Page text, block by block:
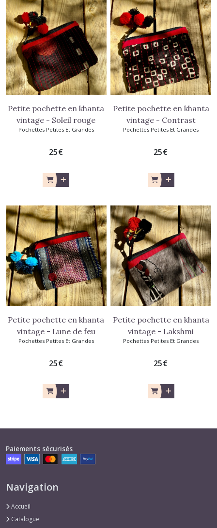
Petite pochette en khanta
vintage - Soleil rouge
Pochettes Petites Et Grandes
25€
Petite pochette en khanta
vintage - Contrast
Pochettes Petites Et Grandes
25€
Petite pochette en khanta
vintage - Lune de feu
Pochettes Petites Et Grandes
25€
Petite pochette en khanta
vintage - Lakshmi
Pochettes Petites Et Grandes
25€
Paiements sécurisés
Navigation
Accueil
Catalogue